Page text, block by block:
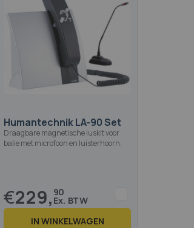
Humantechnik LA-90 Set
Draagbare magnetische luskit voor
balie met microfoon en luisterhoorn.
€229, 90
IN WINKELWAGEN